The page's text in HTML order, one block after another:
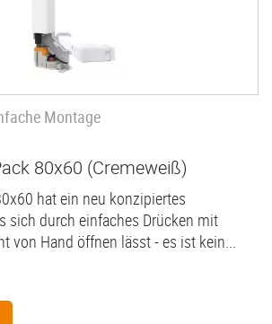
Montage
80x60 (Cremeweiß)
hat ein neu konzipiertes
sich durch einfaches Drücken mit
von Hand öffnen lässt - es ist kein...